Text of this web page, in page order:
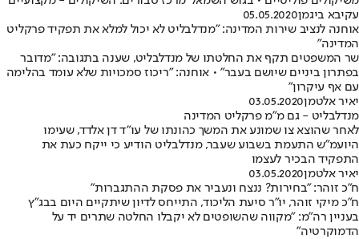
עקיבא ביגמן05.05.2020
אוחנה לנציב שירות המדינה: "מנדלבליט לא יכול למלא את תפקיד פרקליט
המדינה"
שר המשפטים תקף את החלטתו של מנדלבליט, שענה בתגובה: "מדובר
בפתרון ביניים שיושם בעבר" • אוחנה: "ריכוז סמכויות שלא עומד בהלימה
עם אף עיקרון"
יאיר אלטמן03.05.2020
מנדלבליט - גם מ"מ פרקליט המדינה
לאחר שהוצא צו שמונע את המשך כהונתו של עו"ד דן אלדד, שעימו
היועמ"ש התעמת בשבוע שעבר, מנדלבליט הודיע כי ייקח כעת את
התפקיד הבכיר לעצמו
יאיר אלטמן03.05.2020
ח"כ זוהר: "בחירות? ננצח ונעביר את פסקת ההתגברות"
ח"כ מיקי זוהר, יו"ר סיעת הליכוד, התייחס לדיון שיתקיים היום בבג"ץ
בעניין רה"מ: "מקווה שהשופטים לא יקבלו החלטה שתרים יד על
הדמוקרטיה"